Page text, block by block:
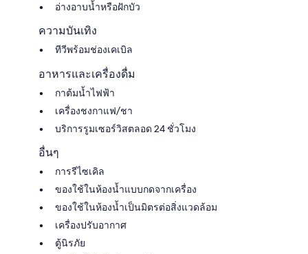
อ่างอาบน้ำหรือฝักบัว
ความบันเทิง
ทีวีพร้อมช่องเคเบิล
อาหารและเครื่องดื่ม
กาต้มน้ำไฟฟ้า
เครื่องชงกาแฟ/ชา
บริการรูมเซอร์วิสตลอด 24 ชั่วโมง
อื่นๆ
การรีไซเคิล
ของใช้ในห้องน้ำแบบกดจากเครื่อง
ของใช้ในห้องน้ำเป็นมิตรต่อสิ่งแวดล้อม
เครื่องปรับอากาศ
ตู้นิรภัย